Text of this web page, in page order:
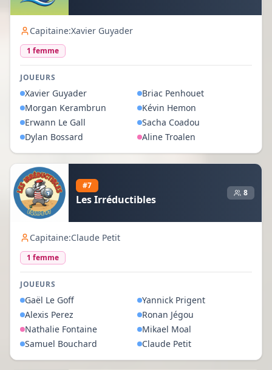
Capitaine:Xavier Guyader
1 femme
JOUEURS
Xavier Guyader Briac Penhouet
Morgan Kerambrun Kévin Hemon
Erwann Le Gall Sacha Coadou
Dylan Bossard Aline Troalen
#7
Les Irréductibles
8
Capitaine:Claude Petit
1 femme
JOUEURS
Gaël Le Goff Yannick Prigent
Alexis Perez Ronan Jégou
Nathalie Fontaine Mikael Moal
Samuel Bouchard Claude Petit